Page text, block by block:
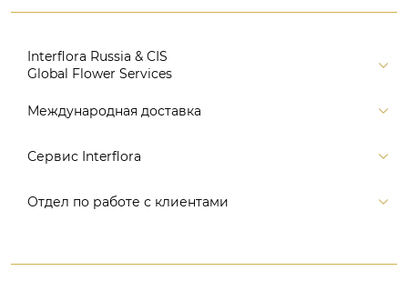
Interflora Russia & CIS
Global Flower Services
Версия для печати
Поиск
Международная доставка
Россия
Европа
Австралия и Океания
Сервис Interflora
Заказ и оплата
Отдел по работе с клиентами